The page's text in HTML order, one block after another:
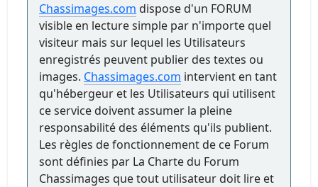
Chassimages.com dispose d'un FORUM
visible en lecture simple par n'importe quel
visiteur mais sur lequel les Utilisateurs
enregistrés peuvent publier des textes ou
images. Chassimages.com intervient en tant
qu'hébergeur et les Utilisateurs qui utilisent
ce service doivent assumer la pleine
responsabilité des éléments qu'ils publient.
Les règles de fonctionnement de ce Forum
sont définies par La Charte du Forum
Chassimages que tout utilisateur doit lire et